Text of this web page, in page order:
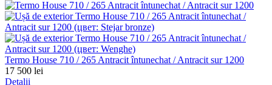
Termo House 710 / 265 Antracit întunechat / Antracit sur 1200
17 500 lei
Detalii